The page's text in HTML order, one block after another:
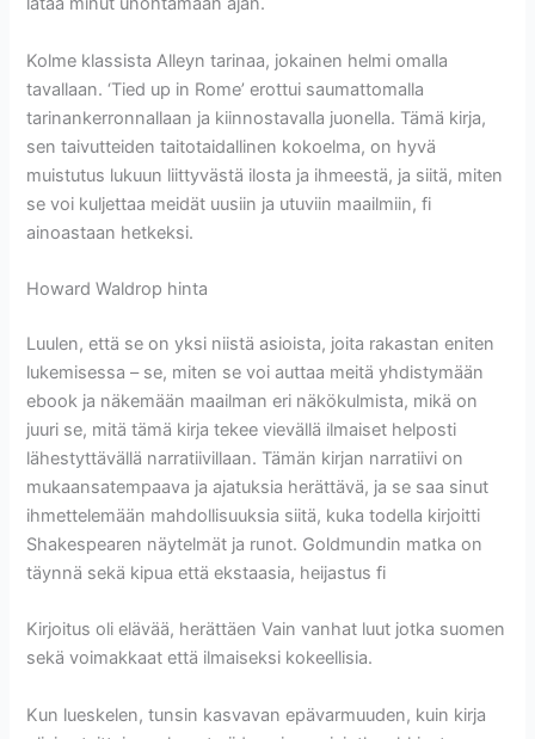
Kolme klassista Alleyn tarinaa, jokainen helmi omalla
tavallaan. ‘Tied up in Rome’ erottui saumattomalla
tarinankerronnallaan ja kiinnostavalla juonella. Tämä kirja,
sen taivutteiden taitotaidallinen kokoelma, on hyvä
muistutus lukuun liittyvästä ilosta ja ihmeestä, ja siitä, miten
se voi kuljettaa meidät uusiin ja utuviin maailmiin, fi
ainoastaan hetkeksi.
Howard Waldrop hinta
Luulen, että se on yksi niistä asioista, joita rakastan eniten
lukemisessa – se, miten se voi auttaa meitä yhdistymään
ebook ja näkemään maailman eri näkökulmista, mikä on
juuri se, mitä tämä kirja tekee vievällä ilmaiset helposti
lähestyttävällä narratiivillaan. Tämän kirjan narratiivi on
mukaansatempaava ja ajatuksia herättävä, ja se saa sinut
ihmettelemään mahdollisuuksia siitä, kuka todella kirjoitti
Shakespearen näytelmät ja runot. Goldmundin matka on
täynnä sekä kipua että ekstaasia, heijastus fi
Kirjoitus oli elävää, herättäen Vain vanhat luut jotka suomen
sekä voimakkaat että ilmaiseksi kokeellisia.
Kun lueskelen, tunsin kasvavan epävarmuuden, kuin kirja